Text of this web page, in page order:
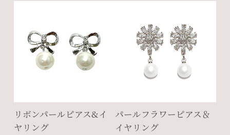
リボンパールピアス&イ
ヤリング
パールフラワーピアス＆
イヤリング